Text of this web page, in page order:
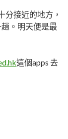
分接近的地方，
。明天便是最
這個apps 去